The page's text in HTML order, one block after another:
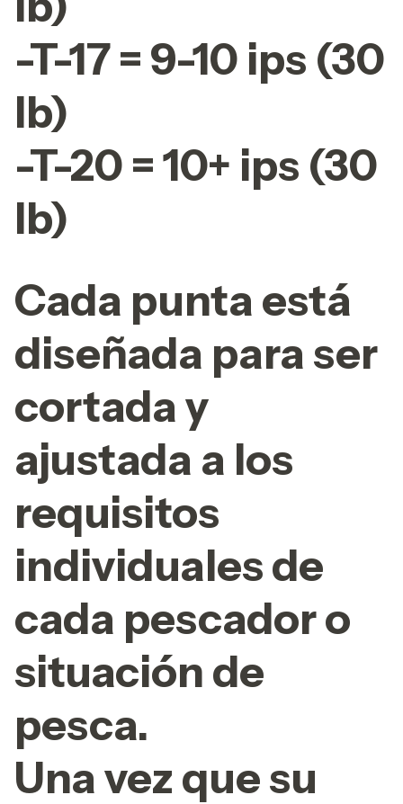
-T-17 = 9-10 ips (30
lb)
-T-20 = 10+ ips (30
lb)
Cada punta está
diseñada para ser
cortada y
ajustada a los
requisitos
individuales de
cada pescador o
situación de
pesca.
Una vez que su